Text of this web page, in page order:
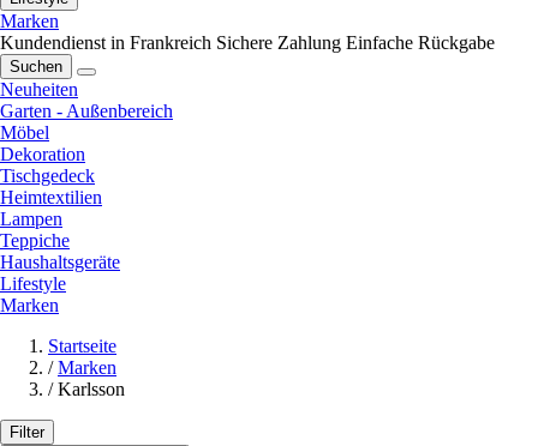
Marken
Kundendienst in Frankreich Sichere Zahlung Einfache Rückgabe
Suchen
Neuheiten
Garten - Außenbereich
Möbel
Dekoration
Tischgedeck
Heimtextilien
Lampen
Teppiche
Haushaltsgeräte
Lifestyle
Marken
Startseite
/ Marken
/ Karlsson
Filter